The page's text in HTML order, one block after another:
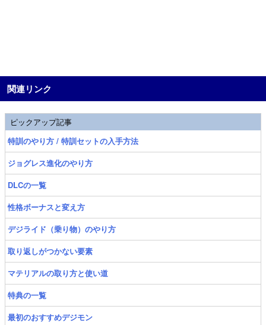
関連リンク
ピックアップ記事
特訓のやり方 / 特訓セットの入手方法
ジョグレス進化のやり方
DLCの一覧
性格ボーナスと変え方
デジライド（乗り物）のやり方
取り返しがつかない要素
マテリアルの取り方と使い道
特典の一覧
最初のおすすめデジモン